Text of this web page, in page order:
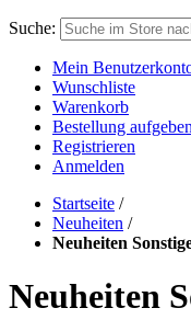
Suche:
Mein
Wunschliste
Warenkorb
Bestellung aufgeben
Registrieren
Anmelden
Startseite /
Neuheiten /
Neuheiten
Neuheiten